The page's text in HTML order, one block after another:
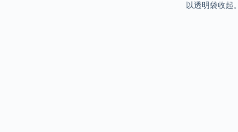
以透明袋收起。